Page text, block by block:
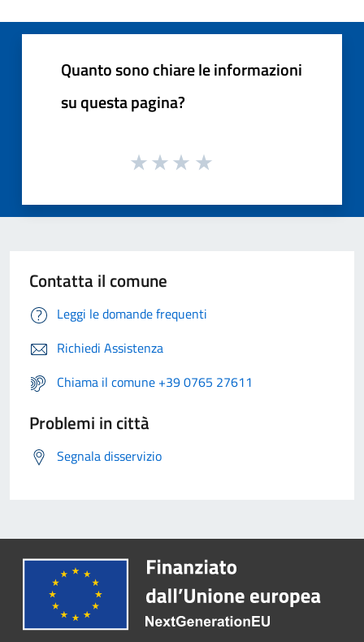
Quanto sono chiare le informazioni
su questa pagina?
Contatta il comune
Leggi le domande frequenti
Richiedi Assistenza
Chiama il comune +39 0765 27611
Problemi in città
Segnala disservizio